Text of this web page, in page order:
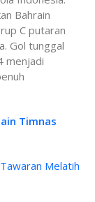
Bahrain
C putaran
Gol tunggal
menjadi
Timnas
Melatih